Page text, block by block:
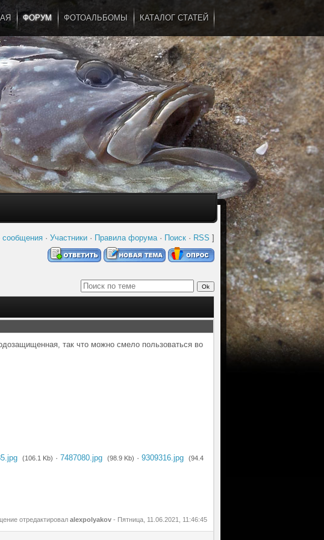
ФОРУМ ФОТОАЛЬБОМЫ КАТАЛОГ СТАТЕЙ
...
сообщения · Участники · Правила форума· Поиск · RSS ]
так что можно смело пользоваться во
(106.1 Kb) · 7487080.jpg (98.9 Kb) · 9309316.jpg
(94.4
отредактировал alexpolyakov - Пятница, 11.06.2021, 11:46:45